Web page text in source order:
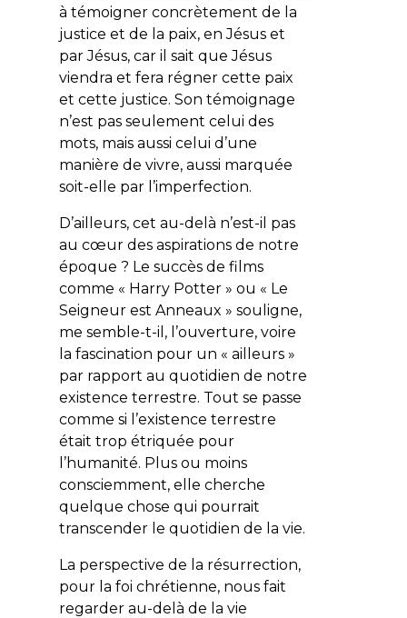
à témoigner concrètement de la
justice et de la paix, en Jésus et
par Jésus, car il sait que Jésus
viendra et fera régner cette paix
et cette justice. Son témoignage
n’est pas seulement celui des
mots, mais aussi celui d’une
manière de vivre, aussi marquée
soit-elle par l’imperfection.
D’ailleurs, cet au-delà n’est-il pas
au cœur des aspirations de notre
époque ? Le succès de films
comme « Harry Potter» ou « Le
Seigneur est Anneaux » souligne,
me semble-t-il, l’ouverture, voire
la fascination pour un « ailleurs »
par rapport au quotidien de notre
existence terrestre. Tout se passe
comme si l’existence terrestre
était trop étriquée pour
l’humanité. Plus ou moins
consciemment, elle cherche
quelque chose qui pourrait
transcender le quotidien de la vie.
La perspective de la résurrection,
pour la foi chrétienne, nous fait
regarder au-delà de la vie